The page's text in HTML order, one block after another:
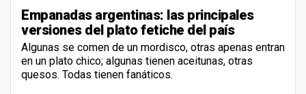
Empanadas argentinas: las principales
versiones del plato fetiche del país
Algunas se comen de un mordisco, otras apenas entran
en un plato chico; algunas tienen aceitunas, otras
quesos. Todas tienen fanáticos.